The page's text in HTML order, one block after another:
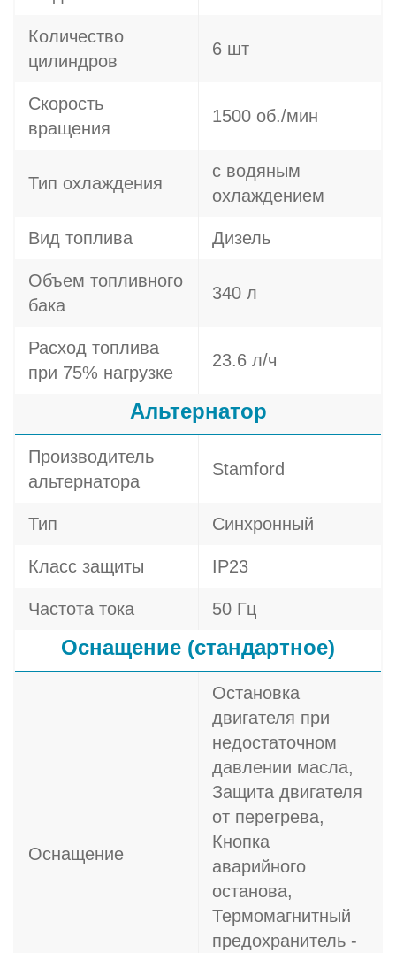
Количество
цилиндров
6 шт
Скорость
вращения
1500 об./мин
Тип охлаждения
с водяным
охлаждением
Вид топлива Дизель
Объем топливного
бака
340 л
Расход топлива
при 75% нагрузке
23.6 л/ч
Альтернатор
Производитель
альтернатора
Stamford
Тип Синхронный
Класс защиты IP23
Частота тока 50 Гц
Оснащение (стандартное)
Оснащение
Остановка
двигателя при
недостаточном
давлении масла,
Защита двигателя
от перегрева,
Кнопка
аварийного
останова,
Термомагнитный
предохранитель -